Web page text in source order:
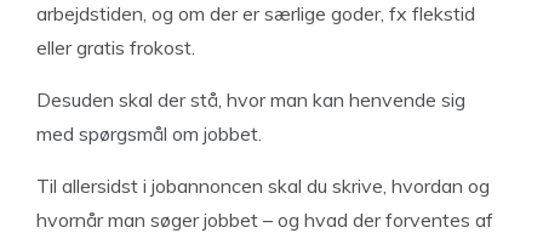
arbejdstiden, og om der er særlige goder, fx flekstid
eller gratis frokost.
Desuden skal der stå, hvor man kan henvende sig
med spørgsmål om jobbet.
Til allersidst i jobannoncen skal du skrive, hvordan og
hvornår man søger jobbet – og hvad der forventes af